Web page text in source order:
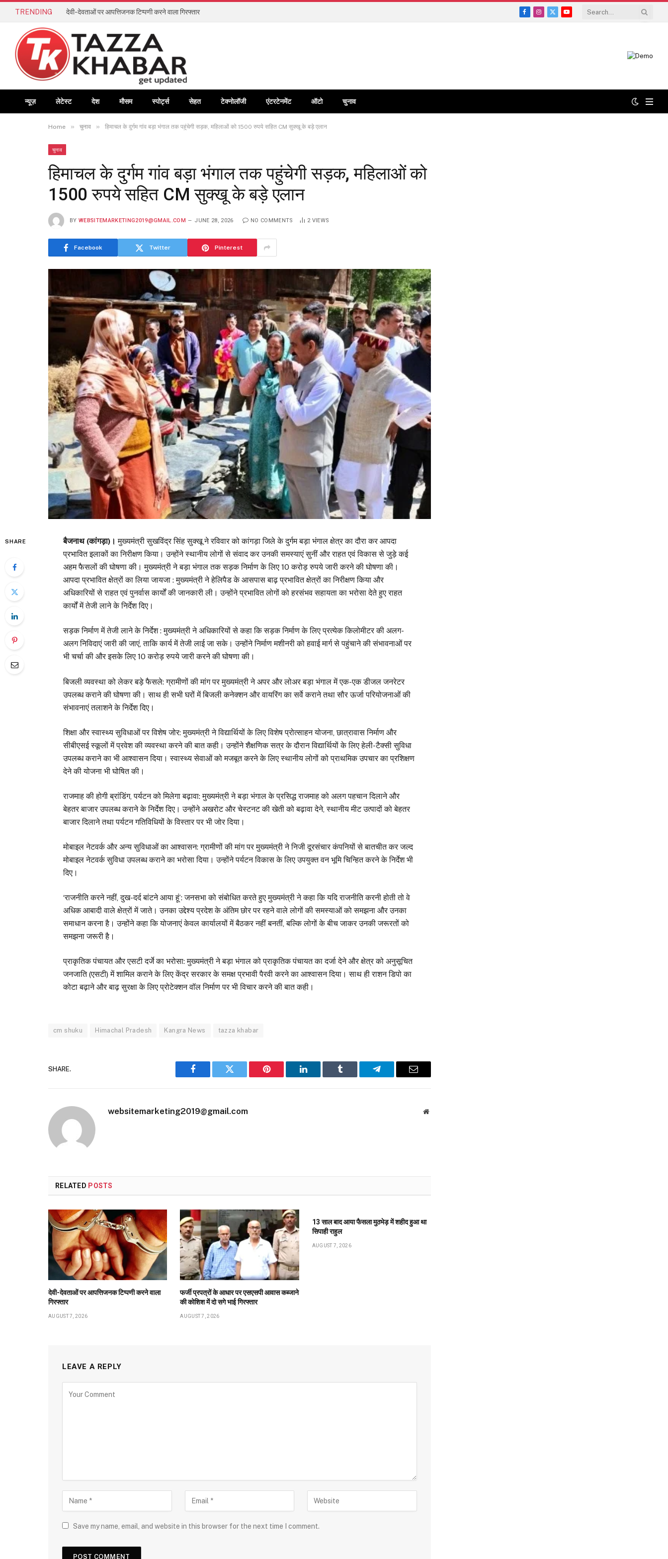
TRENDING देवी-देवताओं पर आपत्तिजनक टिप्पणी करने वाला गिरफ्तार
Facebook
Instagram
X
YouTube
न्यूज़ लेटेस्ट देश मौसम स्पोर्ट्स सेहत टेक्नोलॉजी एंटरटेनमेंट ऑटो चुनाव
Home » चुनाव » हिमाचल के दुर्गम गांव बड़ा भंगाल तक पहुंचेगी सड़क, महिलाओं को 1500 रुपये सहित CM सुक्खू के बड़े एलान
चुनाव
हिमाचल के दुर्गम गांव बड़ा भंगाल तक पहुंचेगी सड़क, महिलाओं को
1500 रुपये सहित CM सुक्खू के बड़े एलान
BY WEBSITEMARKETING2019@GMAIL.COM JUNE 28, 2026 NO COMMENTS 2 VIEWS
Facebook Twitter Pinterest
SHARE बैजनाथ (कांगड़ा)। मुख्यमंत्री सुखविंद्र सिंह सुक्खू ने रविवार को कांगड़ा जिले के दुर्गम बड़ा भंगाल क्षेत्र का दौरा कर आपदा
प्रभावित इलाकों का निरीक्षण किया। उन्होंने स्थानीय लोगों से संवाद कर उनकी समस्याएं सुनीं और राहत एवं विकास से जुड़े कई
अहम फैसलों की घोषणा की। मुख्यमंत्री ने बड़ा भंगाल तक सड़क निर्माण के लिए 10 करोड़ रुपये जारी करने की घोषणा की।
आपदा प्रभावित क्षेत्रों का लिया जायजा : मुख्यमंत्री ने हेलिपैड के आसपास बाढ़ प्रभावित क्षेत्रों का निरीक्षण किया और
अधिकारियों से राहत एवं पुनर्वास कार्यों की जानकारी ली। उन्होंने प्रभावित लोगों को हरसंभव सहायता का भरोसा देते हुए राहत
कार्यों में तेजी लाने के निर्देश दिए।
सड़क निर्माण में तेजी लाने के निर्देश : मुख्यमंत्री ने अधिकारियों से कहा कि सड़क निर्माण के लिए प्रत्येक किलोमीटर की अलग-
अलग निविदाएं जारी की जाएं, ताकि कार्य में तेजी लाई जा सके। उन्होंने निर्माण मशीनरी को हवाई मार्ग से पहुंचाने की संभावनाओं पर
भी चर्चा की और इसके लिए 10 करोड़ रुपये जारी करने की घोषणा की।
बिजली व्यवस्था को लेकर बड़े फैसले: ग्रामीणों की मांग पर मुख्यमंत्री ने अपर और लोअर बड़ा भंगाल में एक-एक डीजल जनरेटर
उपलब्ध कराने की घोषणा की। साथ ही सभी घरों में बिजली कनेक्शन और वायरिंग का सर्वे कराने तथा सौर ऊर्जा परियोजनाओं की
संभावनाएं तलाशने के निर्देश दिए।
शिक्षा और स्वास्थ्य सुविधाओं पर विशेष जोर: मुख्यमंत्री ने विद्यार्थियों के लिए विशेष प्रोत्साहन योजना, छात्रावास निर्माण और
सीबीएसई स्कूलों में प्रवेश की व्यवस्था करने की बात कही। उन्होंने शैक्षणिक सत्र के दौरान विद्यार्थियों के लिए हेली-टैक्सी सुविधा
उपलब्ध कराने का भी आश्वासन दिया। स्वास्थ्य सेवाओं को मजबूत करने के लिए स्थानीय लोगों को प्राथमिक उपचार का प्रशिक्षण
देने की योजना भी घोषित की।
राजमाह की होगी ब्रांडिंग, पर्यटन को मिलेगा बढ़ावा: मुख्यमंत्री ने बड़ा भंगाल के प्रसिद्ध राजमाह को अलग पहचान दिलाने और
बेहतर बाजार उपलब्ध कराने के निर्देश दिए। उन्होंने अखरोट और चेस्टनट की खेती को बढ़ावा देने, स्थानीय मीट उत्पादों को बेहतर
बाजार दिलाने तथा पर्यटन गतिविधियों के विस्तार पर भी जोर दिया।
मोबाइल नेटवर्क और अन्य सुविधाओं का आश्वासन: ग्रामीणों की मांग पर मुख्यमंत्री ने निजी दूरसंचार कंपनियों से बातचीत कर जल्द
मोबाइल नेटवर्क सुविधा उपलब्ध कराने का भरोसा दिया। उन्होंने पर्यटन विकास के लिए उपयुक्त वन भूमि चिन्हित करने के निर्देश भी
दिए।
‘राजनीति करने नहीं, दुख-दर्द बांटने आया हूं’: जनसभा को संबोधित करते हुए मुख्यमंत्री ने कहा कि यदि राजनीति करनी होती तो वे
अधिक आबादी वाले क्षेत्रों में जाते। उनका उद्देश्य प्रदेश के अंतिम छोर पर रहने वाले लोगों की समस्याओं को समझना और उनका
समाधान करना है। उन्होंने कहा कि योजनाएं केवल कार्यालयों में बैठकर नहीं बनतीं, बल्कि लोगों के बीच जाकर उनकी जरूरतों को
समझना जरूरी है।
प्राकृतिक पंचायत और एसटी दर्जे का भरोसा: मुख्यमंत्री ने बड़ा भंगाल को प्राकृतिक पंचायत का दर्जा देने और क्षेत्र को अनुसूचित
जनजाति (एसटी) में शामिल कराने के लिए केंद्र सरकार के समक्ष प्रभावी पैरवी करने का आश्वासन दिया। साथ ही राशन डिपो का
कोटा बढ़ाने और बाढ़ सुरक्षा के लिए प्रोटेक्शन वॉल निर्माण पर भी विचार करने की बात कही।
cm shuku Himachal Pradesh Kangra News tazza khabar
SHARE.
Facebook Twitter Pinterest LinkedIn Tumblr Telegram Email
websitemarketing2019@gmail.com Website
RELATED POSTS
देवी-देवताओं पर आपत्तिजनक टिप्पणी करने वाला
गिरफ्तार
AUGUST 7, 2026
फर्जी प्रपत्रों के आधार पर एसएसपी आवास कब्जाने
की कोशिश में दो सगे भाई गिरफ्तार
AUGUST 7, 2026
13 साल बाद आया फैसला मुठभेड़ में शहीद हुआ था
सिपाही राहुल
AUGUST 7, 2026
LEAVE A REPLY
Save my name, email, and website in this browser for the next time I comment.